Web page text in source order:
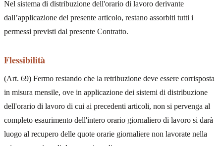
Nel sistema di distribuzione dell'orario di lavoro derivante
dall’applicazione del presente articolo, restano assorbiti tutti i
permessi previsti dal presente Contratto.
Flessibilità
(Art. 69) Fermo restando che la retribuzione deve essere corrisposta
in misura mensile, ove in applicazione dei sistemi di distribuzione
dell'orario di lavoro di cui ai precedenti articoli, non si pervenga al
completo esaurimento dell'intero orario giornaliero di lavoro si darà
luogo al recupero delle quote orarie giornaliere non lavorate nella